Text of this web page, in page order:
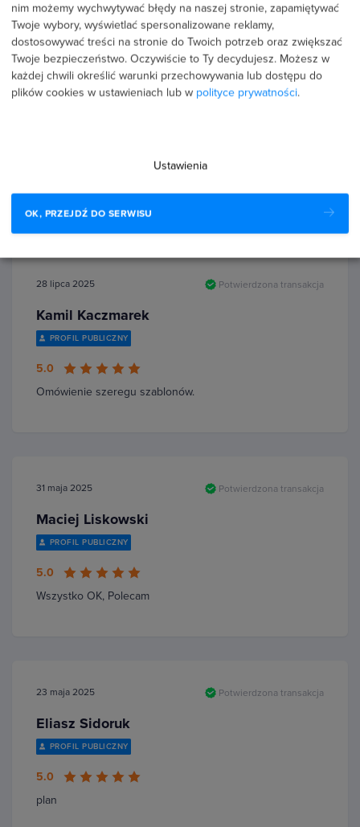
Recenzje użytkowników (10)
10 września 2025 Potwierdzona transakcja
28 lipca 2025 Potwierdzona transakcja
Kamil Kaczmarek
PROFIL PUBLICZNY
5.0
Omówienie szeregu szablonów.
31 maja 2025 Potwierdzona transakcja
Maciej Liskowski
PROFIL PUBLICZNY
5.0
Wszystko OK, Polecam
23 maja 2025 Potwierdzona transakcja
Eliasz Sidoruk
PROFIL PUBLICZNY
5.0
plan
nim możemy wychwytywać błędy na naszej stronie, zapamiętywać
Twoje wybory, wyświetlać spersonalizowane reklamy,
dostosowywać treści na stronie do Twoich potrzeb oraz zwiększać
Twoje bezpieczeństwo. Oczywiście to Ty decydujesz. Możesz w
każdej chwili określić warunki przechowywania lub dostępu do
plików cookies w ustawieniach lub w polityce prywatności.
Ustawienia
OK, PRZEJDŹ DO SERWISU